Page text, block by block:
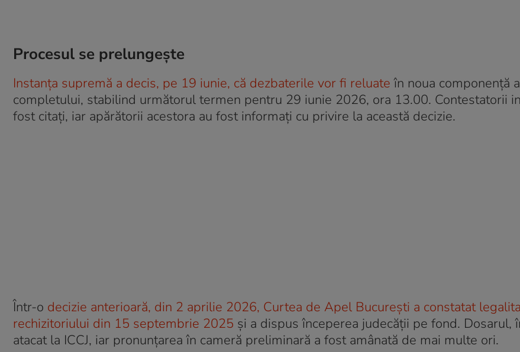
Procesul se prelungeşte
Instanţa supremă a decis, pe 19 iunie, că dezbaterile vor fi reluate în noua componenţă a
completului, stabilind următorul termen pentru 29 iunie 2026, ora 13.00. Contestatorii
fost citaţi, iar apărătorii acestora au fost informaţi cu privire la această decizie.
Într-o decizie anterioară, din 2 aprilie 2026, Curtea de Apel Bucureşti a constatat
rechizitoriului din 15 septembrie 2025 şi a dispus începerea judecăţii pe fond. Dosarul,
atacat la ICCJ, iar pronunţarea în cameră preliminară a fost amânată de mai multe ori.